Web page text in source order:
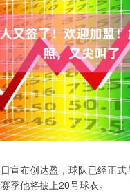
宣布创达盈，球队已经正式
季他将披上20号球衣。